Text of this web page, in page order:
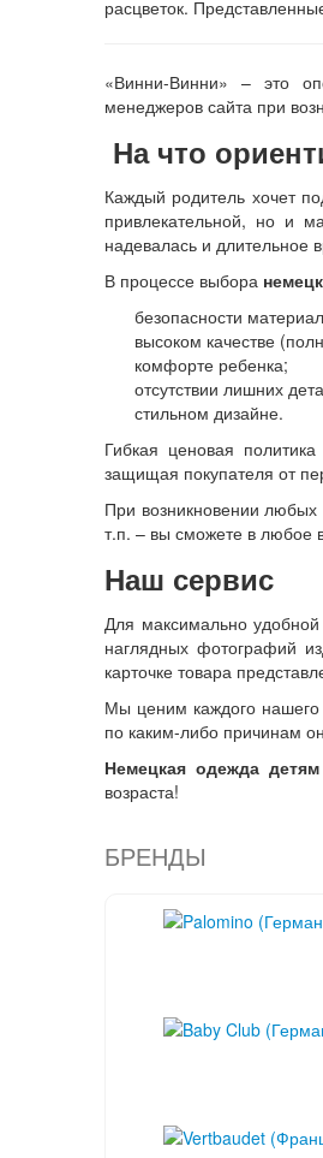
расцветок.
«Винни-Винни» – это
менеджеров сайта при
На что
Каждый родитель хочет
привлекательной, но и
надевалась и длительное
В процессе выбора
безопасности
высоком качестве
комфорте ребенка;
отсутствии лишних
стильном дизайне.
Гибкая ценовая
защищая покупателя от
При возникновении любых
т.п. – вы сможете в любое
Наш сервис
Для максимально
наглядных фотографий
карточке товара
Мы ценим каждого нашего
по каким-либо причинам
Немецкая одежда детям
возраста!
БРЕНДЫ